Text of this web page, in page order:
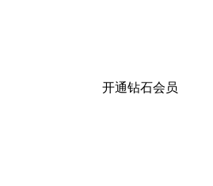
开通钻石会员